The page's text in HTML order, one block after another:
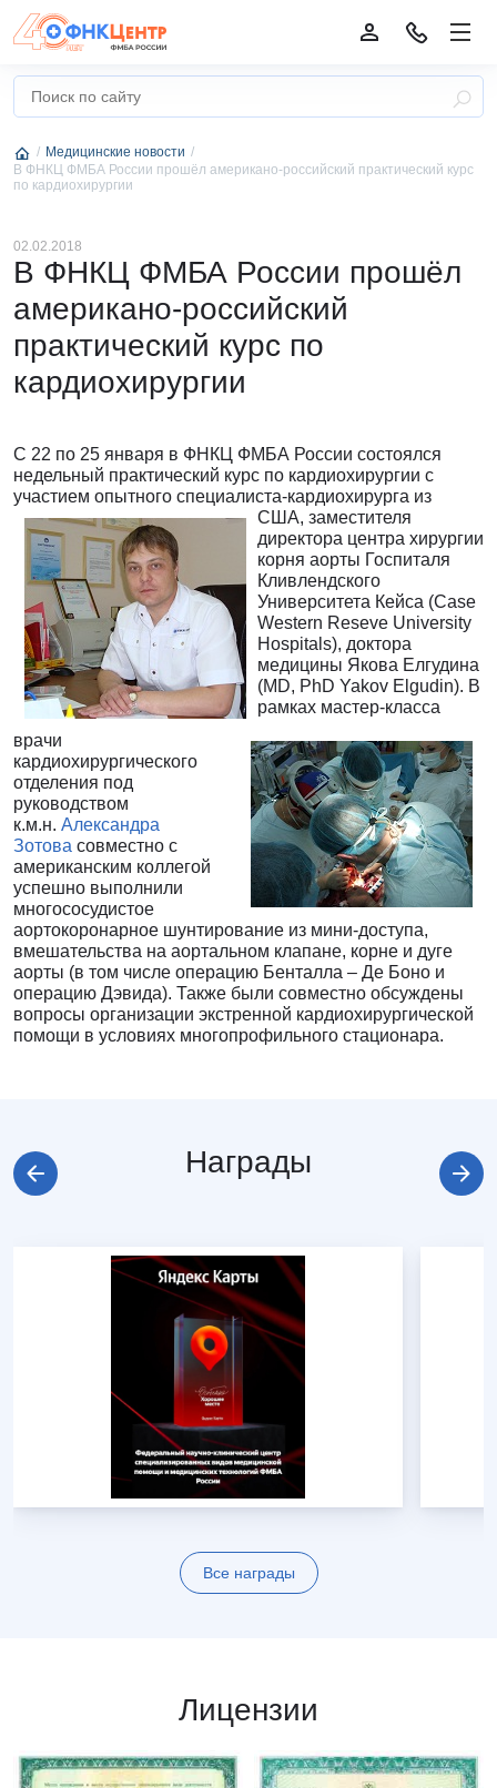
Медицинские новости
В ФНКЦ ФМБА России прошёл американо-российский практический курс
по кардиохирургии
02.02.2018
В ФНКЦ ФМБА России прошёл
американо-российский
практический курс по
кардиохирургии
С 22 по 25 января в ФНКЦ ФМБА России состоялся
недельный практический курс по кардиохирургии с
участием опытного специалиста-кардиохирурга из
США, заместителя
директора центра хирургии
корня аорты Госпиталя
Кливлендского
Университета Кейса (Case
Western Reseve University
Hospitals), доктора
медицины Якова Елгудина
(MD, PhD Yakov Elgudin). В
рамках мастер-класса
врачи
кардиохирургического
отделения под
руководством
к.м.н. Александра
Зотова совместно с
американским коллегой
успешно выполнили
многососудистое
аортокоронарное шунтирование из мини-доступа,
вмешательства на аортальном клапане, корне и дуге
аорты (в том числе операцию Бенталла – Де Боно и
операцию Дэвида). Также были совместно обсуждены
вопросы организации экстренной кардиохирургической
помощи в условиях многопрофильного стационара.
Награды
Все награды
Лицензии